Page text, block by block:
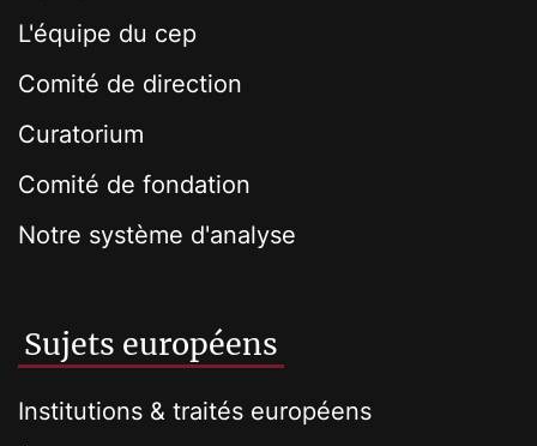
L'équipe du cep
Comité de direction
Curatorium
Comité de fondation
Notre système d'analyse
Sujets européens
Institutions & traités européens